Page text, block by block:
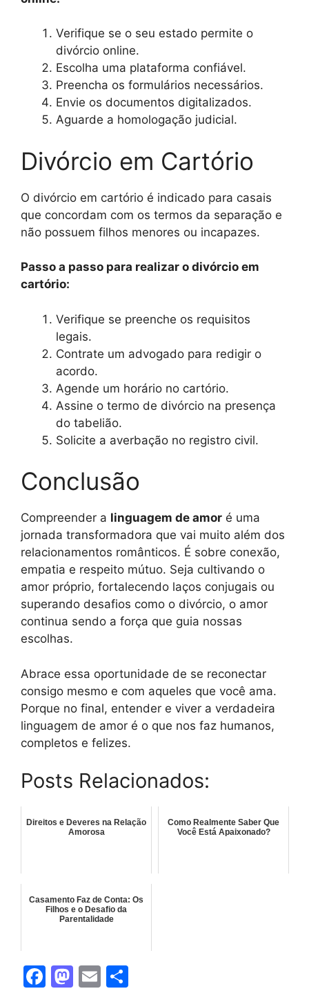
Verifique se o seu estado permite o
divórcio online.
Escolha uma plataforma confiável.
Preencha os formulários necessários.
Envie os documentos digitalizados.
Aguarde a homologação judicial.
Divórcio em Cartório
O divórcio em cartório é indicado para casais
que concordam com os termos da separação e
não possuem filhos menores ou incapazes.
Passo a passo para realizar o divórcio em
cartório:
Verifique se preenche os requisitos
legais.
Contrate um advogado para redigir o
acordo.
Agende um horário no cartório.
Assine o termo de divórcio na presença
do tabelião.
Solicite a averbação no registro civil.
Conclusão
Compreender a linguagem de amor é uma
jornada transformadora que vai muito além dos
relacionamentos românticos. É sobre conexão,
empatia e respeito mútuo. Seja cultivando o
amor próprio, fortalecendo laços conjugais ou
superando desafios como o divórcio, o amor
continua sendo a força que guia nossas
escolhas.
Abrace essa oportunidade de se reconectar
consigo mesmo e com aqueles que você ama.
Porque no final, entender e viver a verdadeira
linguagem de amor é o que nos faz humanos,
completos e felizes.
Posts Relacionados:
Direitos e Deveres na Relação
Amorosa
Como Realmente Saber Que
Você Está Apaixonado?
Casamento Faz de Conta: Os
Filhos e o Desafio da
Parentalidade
F
M E